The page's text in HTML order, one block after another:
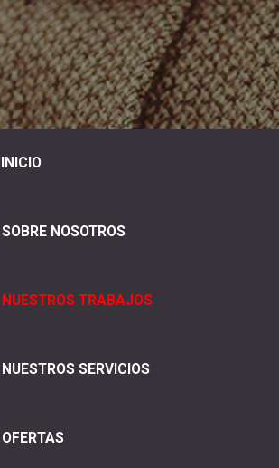
INICIO
SOBRE NOSOTROS
NUESTROS TRABAJOS
NUESTROS SERVICIOS
OFERTAS